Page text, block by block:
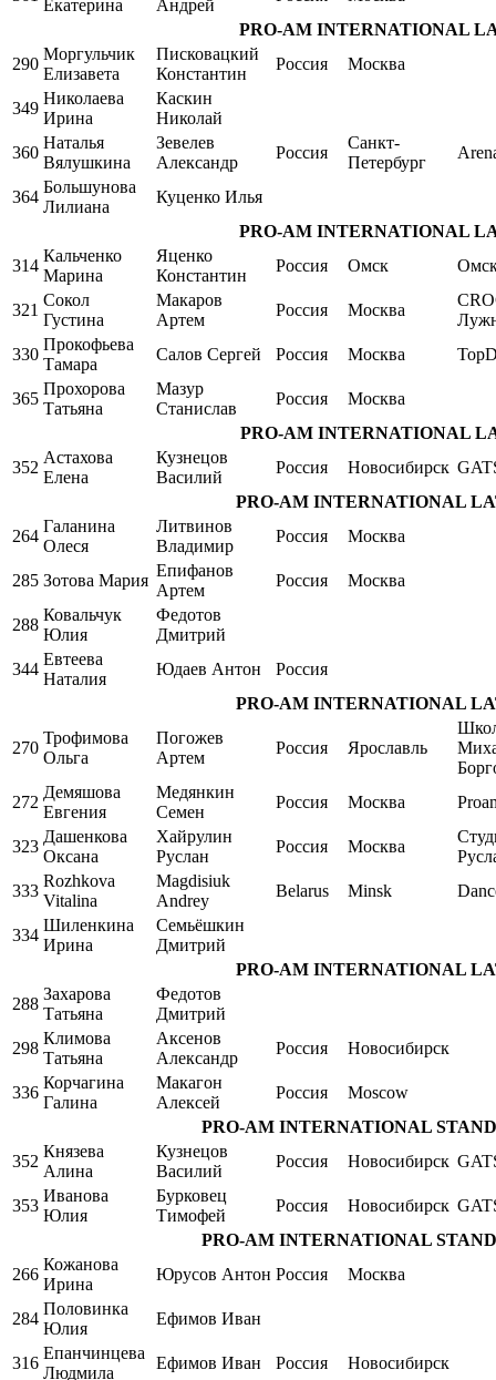
Екатерина Андрей
PRO-AM INTERNATIONAL
290
Моргульчик
Елизавета
Писковацкий
Константин
Россия Москва
349
Николаева
Ирина
Каскин
Николай
360
Наталья
Вялушкина
Зевелев
Александр
Россия
Санкт-
Петербург
364
Большунова
Лилиана
Куценко Илья
PRO-AM INTERNATIONAL
314
Кальченко
Марина
Яценко
Константин
Россия Омск
321
Сокол
Густина
Макаров
Артем
Россия Москва
330
Прокофьева
Тамара
Салов Сергей Россия Москва
365
Прохорова
Татьяна
Мазур
Станислав
Россия
Москва
PRO-AM INTERNATIONAL
352
Астахова
Елена
Кузнецов
Василий
Россия Новосибирск
PRO-AM INTERNATIONAL
264
Галанина
Олеся
Литвинов
Владимир
Россия Москва
285 Зотова Мария
Епифанов
Артем
Россия Москва
288
Ковальчук
Юлия
Федотов
Дмитрий
344
Евтеева
Наталия
Юдаев Антон
Россия
PRO-AM INTERNATIONAL
270
Трофимова
Ольга
Погожев
Артем
Россия Ярославль
272
Демяшова
Евгения
Медянкин
Семен
Россия Москва
323
Дашенкова
Оксана
Хайрулин
Руслан
Россия Москва
333
Rozhkova
Vitalina
Magdisiuk
Andrey
Belarus Minsk
334
Шиленкина
Ирина
Семьёшкин
Дмитрий
PRO-AM INTERNATIONAL
288
Захарова
Татьяна
Федотов
Дмитрий
298
Климова
Татьяна
Аксенов
Александр
Россия Новосибирск
336
Корчагина
Галина
Макагон
Алексей
Россия
Moscow
PRO-AM INTERNATIONAL
352
Князева
Алина
Кузнецов
Василий
Россия Новосибирск
353
Иванова
Юлия
Бурковец
Тимофей
Россия Новосибирск
PRO-AM INTERNATIONAL
266
Кожанова
Ирина
Юрусов Антон Россия Москва
284
Половинка
Юлия
Ефимов Иван
316
Епанчинцева
Людмила
Ефимов Иван Россия Новосибирск